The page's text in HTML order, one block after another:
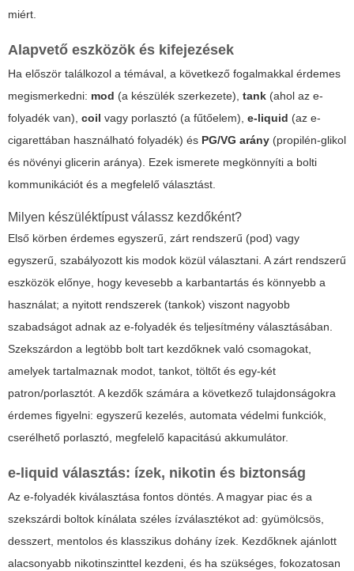
miért.
Alapvető eszközök és kifejezések
Ha először találkozol a témával, a következő fogalmakkal érdemes
megismerkedni: mod (a készülék szerkezete), tank (ahol az e-
folyadék van), coil vagy porlasztó (a fűtőelem), e-liquid (az e-
cigarettában használható folyadék) és PG/VG arány (propilén-glikol
és növényi glicerin aránya). Ezek ismerete megkönnyíti a bolti
kommunikációt és a megfelelő választást.
Milyen készüléktípust válassz kezdőként?
Első körben érdemes egyszerű, zárt rendszerű (pod) vagy
egyszerű, szabályozott kis modok közül választani. A zárt rendszerű
eszközök előnye, hogy kevesebb a karbantartás és könnyebb a
használat; a nyitott rendszerek (tankok) viszont nagyobb
szabadságot adnak az e-folyadék és teljesítmény választásában.
Szekszárdon a legtöbb bolt tart kezdőknek való csomagokat,
amelyek tartalmaznak modot, tankot, töltőt és egy-két
patron/porlasztót. A kezdők számára a következő tulajdonságokra
érdemes figyelni: egyszerű kezelés, automata védelmi funkciók,
cserélhető porlasztó, megfelelő kapacitású akkumulátor.
e-liquid választás: ízek, nikotin és biztonság
Az e-folyadék kiválasztása fontos döntés. A magyar piac és a
szekszárdi boltok kínálata széles ízválasztékot ad: gyümölcsös,
desszert, mentolos és klasszikus dohány ízek. Kezdőknek ajánlott
alacsonyabb nikotinszinttel kezdeni, és ha szükséges, fokozatosan